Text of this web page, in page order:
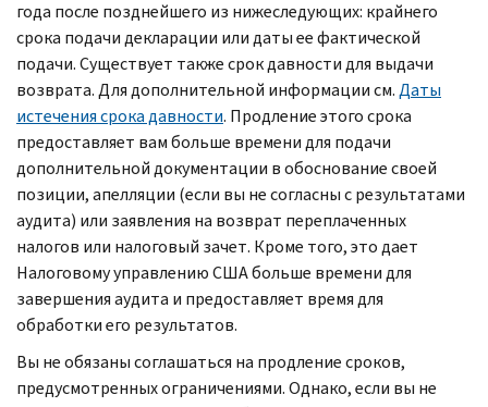
года после позднейшего из нижеследующих: крайнего
срока подачи декларации или даты ее фактической
подачи. Существует также срок давности для выдачи
возврата. Для дополнительной информации см.Даты
истечения срока давности. Продление этого срока
предоставляет вам больше времени для подачи
дополнительной документации в обоснование своей
позиции, апелляции (если вы не согласны с результатами
аудита) или заявления на возврат переплаченных
налогов или налоговый зачет. Кроме того, это дает
Налоговому управлению США больше времени для
завершения аудита и предоставляет время для
обработки его результатов.
Вы не обязаны соглашаться на продление сроков,
предусмотренных ограничениями. Однако, если вы не